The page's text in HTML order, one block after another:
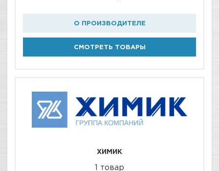
О ПРОИЗВОДИТЕЛЕ
СМОТРЕТЬ ТОВАРЫ
ХИМИК
1 товар